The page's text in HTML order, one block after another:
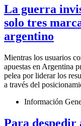
La guerra
solo tres
argentino
Mientras los usuarios
apuestas en Argentina
pelea por liderar los
a través del
Información
Para despedir